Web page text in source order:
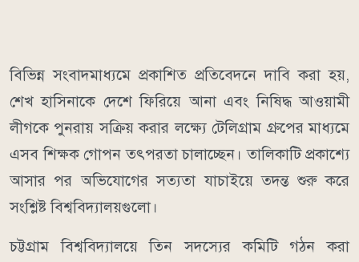
বিভিন্ন সংবাদমাধ্যমে প্রকাশিত প্রতিবেদনে দাবি করা হয়,
শেখ হাসিনাকে দেশে ফিরিয়ে আনা এবং নিষিদ্ধ আওয়ামী
লীগকে পুনরায় সক্রিয় করার লক্ষ্যে টেলিগ্রাম গ্রুপের মাধ্যমে
এসব শিক্ষক গোপন তৎপরতা চালাচ্ছেন। তালিকাটি প্রকাশ্যে
আসার পর অভিযোগের সত্যতা যাচাইয়ে তদন্ত শুরু করে
সংশ্লিষ্ট বিশ্ববিদ্যালয়গুলো।
চট্টগ্রাম বিশ্ববিদ্যালয়ে তিন সদস্যের কমিটি গঠন করা